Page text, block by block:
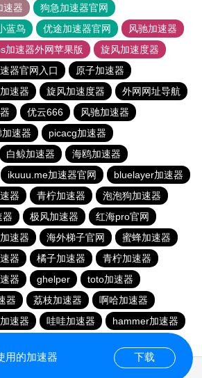
速器
狗急加速器官网
蓝鸟 优途加速器官网
风驰加速器
加速器外网苹果版
旋风加速度器
器官网入口
原子加速器
速器 旋风加速度器
外网网址导航
优云666
风驰加速器
速器
picacg加速器
白鲸加速器
海鸥加速器
ikuuu.me加速器官网
bluelayer加速器
器 青柠加速器
泡泡狗加速器
器 极风加速器
红海pro官网
速器 海外梯子官网
蜜蜂加速器
器 橘子加速器
青柠加速器
器 ghelper
toto加速器
器 荔枝加速器
啊哈加速器
速器 哇哇加速器
hammer加速器
用的加速器 下载